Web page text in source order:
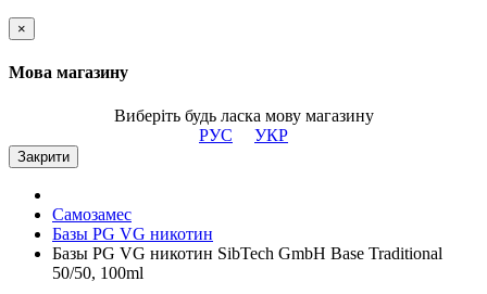
×
Мова магазину
Виберіть будь ласка мову магазину
РУС
УКР
Закрити
Самозамес
Базы PG VG никотин
Базы PG VG никотин SibTech GmbH Base Traditional
50/50, 100ml